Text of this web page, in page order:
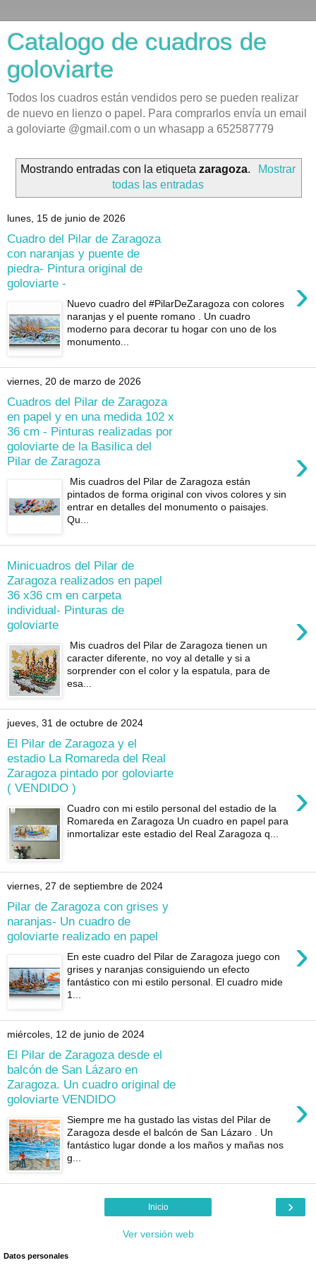
Catalogo de cuadros de
goloviarte
Todos los cuadros están vendidos pero se pueden realizar
de nuevo en lienzo o papel. Para comprarlos envía un email
a goloviarte @gmail.com o un whasapp a 652587779
Mostrando entradas con la etiquetazaragoza.
Mostrar
todas las entradas
lunes, 15 de junio de 2026
Cuadro del Pilar de Zaragoza
con naranjas y puente de
piedra- Pintura original de
goloviarte -
›
Nuevo cuadro del #PilarDeZaragoza con colores
naranjas y el puente romano . Un cuadro
moderno para decorar tu hogar con uno de los
monumento...
viernes, 20 de marzo de 2026
Cuadros del Pilar de Zaragoza
en papel y en una medida 102 x
36 cm - Pinturas realizadas por
goloviarte de la Basilica del
Pilar de Zaragoza
›
Mis cuadros del Pilar de Zaragoza están
pintados de forma original con vivos colores y sin
entrar en detalles del monumento o paisajes.
Qu...
Minicuadros del Pilar de
Zaragoza realizados en papel
36 x36 cm en carpeta
individual- Pinturas de
goloviarte
›
Mis cuadros del Pilar de Zaragoza tienen un
caracter diferente, no voy al detalle y si a
sorprender con el color y la espatula, para de
esa...
jueves, 31 de octubre de 2024
El Pilar de Zaragoza y el
estadio La Romareda del Real
Zaragoza pintado por goloviarte
( VENDIDO )
›
Cuadro con mi estilo personal del estadio de la
Romareda en Zaragoza Un cuadro en papel para
inmortalizar este estadio del Real Zaragoza q...
viernes, 27 de septiembre de 2024
Pilar de Zaragoza con grises y
naranjas- Un cuadro de
goloviarte realizado en papel
›
En este cuadro del Pilar de Zaragoza juego con
grises y naranjas consiguiendo un efecto
fantástico con mi estilo personal. El cuadro mide
1...
miércoles, 12 de junio de 2024
El Pilar de Zaragoza desde el
balcón de San Lázaro en
Zaragoza. Un cuadro original de
goloviarte VENDIDO
›
Siempre me ha gustado las vistas del Pilar de
Zaragoza desde el balcón de San Lázaro . Un
fantástico lugar donde a los maños y mañas nos
g...
›
Inicio
Ver versión web
Datos personales